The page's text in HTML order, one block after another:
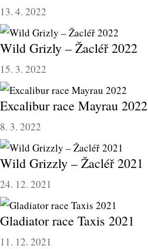
13. 4. 2022
Wild Grizly – Žacléř 2022
15. 3. 2022
Excalibur race Mayrau 2022
8. 3. 2022
Wild Grizzly – Žacléř 2021
24. 12. 2021
Gladiator race Taxis 2021
11. 12. 2021